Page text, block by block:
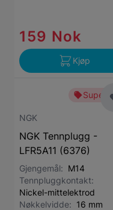
159 Nok
Kjøp
NGK
NGK Tennplugg -
LFR5A11 (6376)
Gjengemål: M14
Tennpluggkontakt:
Nickel-mittelektrod
Nøkkelvidde: 16 mm